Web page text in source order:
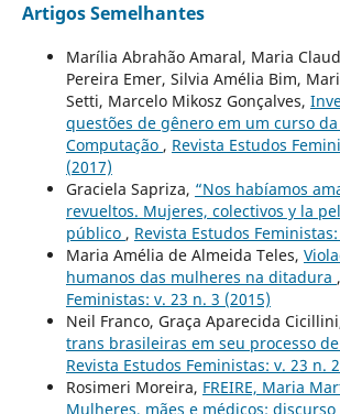
Artigos Semelhantes
Marília Abrahão Amaral, Maria
Pereira Emer, Silvia Amélia Bim,
Setti, Marcelo Mikosz Gonçalves,
questões de gênero em um curso
Computação , Revista Estudos
(2017)
Graciela Sapriza, “Nos habíamos
revueltos. Mujeres, colectivos y la
público , Revista Estudos
Maria Amélia de Almeida Teles,
humanos das mulheres na ditadura ,
Feministas: v. 23 n. 3 (2015)
Neil Franco, Graça Aparecida
trans brasileiras em seu processo
Revista Estudos Feministas: v. 23 n.
Rosimeri Moreira, FREIRE, Maria
Mulheres, mães e médicos: